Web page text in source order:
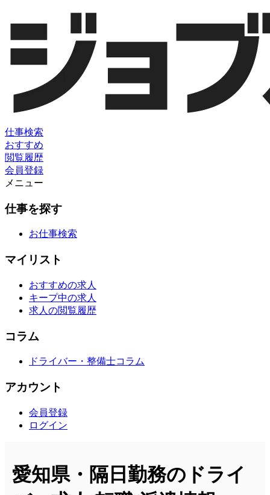
仕事検索
おすすめ
閲覧履歴
会員登録
メニュー
仕事を探す
お仕事検索
マイリスト
おすすめの求人
キープ中の求人
求人の閲覧履歴
コラム
ドライバー・整備士コラム
アカウント
会員登録
ログイン
愛知県・隔日勤務のドライ